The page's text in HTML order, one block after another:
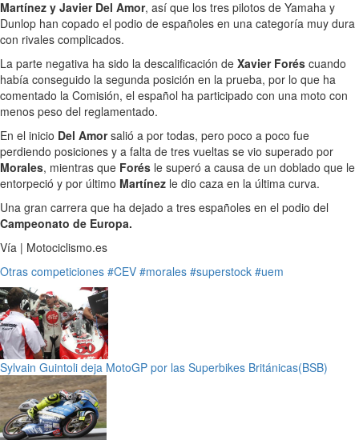
Martínez y Javier Del Amor, así que los tres pilotos de Yamaha y
Dunlop han copado el podio de españoles en una categoría muy dura
con rivales complicados.
La parte negativa ha sido la descalificación de Xavier Forés cuando
había conseguido la segunda posición en la prueba, por lo que ha
comentado la Comisión, el español ha participado con una moto con
menos peso del reglamentado.
En el inicio Del Amorsalió a por todas, pero poco a poco fue
perdiendo posiciones y a falta de tres vueltas se vio superado por
Morales, mientras que Forés le superó a causa de un doblado que le
entorpeció y por último Martínez le dio caza en la última curva.
Una gran carrera que ha dejado a tres españoles en el podio del
Campeonato de Europa.
Vía | Motociclismo.es
Otras competiciones #CEV #morales #superstock #uem
Sylvain Guintoli deja MotoGP por las Superbikes Británicas(BSB)